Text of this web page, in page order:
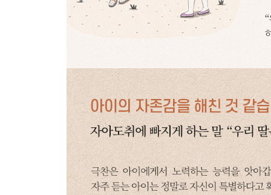
문제점을 과장해서 지적하면 결코 도움이 되지 않
독화살을 쏘는 것은 아닌지 점검하세요
CHAPTER 8
때리고 야단친 게 제일 미안합니다
아이의 삶을 망치는 말
“넌 맞아야 정신 차리니?”
회초리보다 말이 강합니다